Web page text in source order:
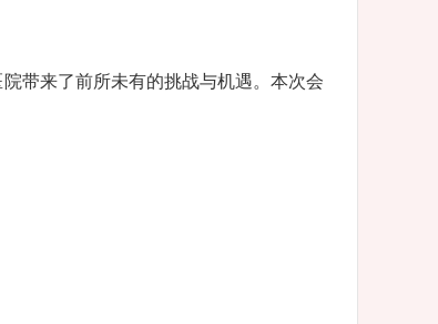
带来了前所未有的挑战与机遇。本次会